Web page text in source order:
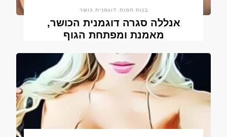
בנות חמות דוגמנית כושר
אנללה סגרה דוגמנית הכושר,
מאמנת ומפתחת הגוף